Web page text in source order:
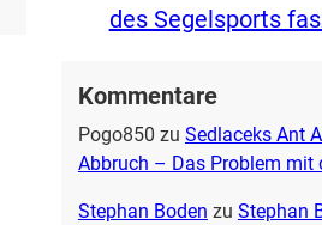
des Segelsports
Kommentare
Pogo850 zu Sedlaceks Ant
Abbruch – Das Problem mit
Stephan Boden zu Stephan